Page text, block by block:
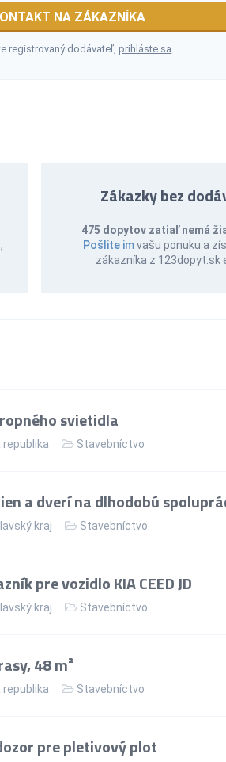
NA ZÁKAZNÍKA
registrovaný dodávateľ,prihláste sa
Zákazky bez
475 dopytov zatiaľ nemá
Pošlite imvašu ponuku a
zákazníka z 123dopyt.sk
svietidla
republika Stavebníctvo
a dverí na dlhodobú
kraj Stavebníctvo
pre vozidlo KIA CEED JD
kraj Stavebníctvo
48 m²
republika Stavebníctvo
pre pletivový plot